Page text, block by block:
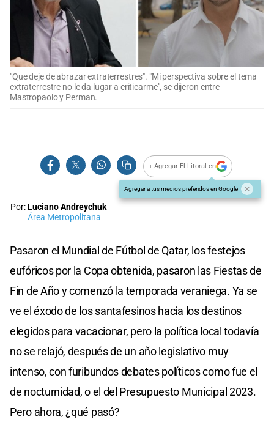
"Que deje de abrazar extraterrestres". "Mi perspectiva sobre el tema
extraterrestre no le da lugar a criticarme", se dijeron entre
Mastropaolo y Perman.
+ Agregar El Litoral en
Agregar a tus medios preferidos en Google
Por:Luciano Andreychuk
Área Metropolitana
Pasaron el Mundial de Fútbol de Qatar, los festejos
eufóricos por la Copa obtenida, pasaron las Fiestas de
Fin de Año y comenzó la temporada veraniega. Ya se
ve el éxodo de los santafesinos hacia los destinos
elegidos para vacacionar, pero la política local todavía
no se relajó, después de un año legislativo muy
intenso, con furibundos debates políticos como fue el
de nocturnidad, o el del Presupuesto Municipal 2023.
Pero ahora, ¿qué pasó?